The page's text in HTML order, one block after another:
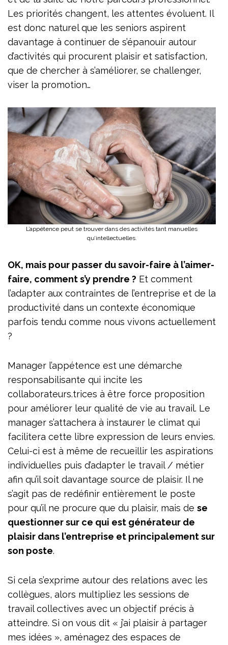
Les priorités changent, les attentes évoluent. Il
est donc naturel que les seniors aspirent
davantage à continuer de s’épanouir autour
d’activités qui procurent plaisir et satisfaction,
que de chercher à s’améliorer, se challenger,
viser la promotion…
L’appétence peut se trouver dans des activités tant manuelles
qu’intellectuelles.
OK, mais pour passer du savoir-faire à l’aimer-
faire, comment s’y prendre ? Et comment
l’adapter aux contraintes de l’entreprise et de la
productivité dans un contexte économique
parfois tendu comme nous vivons actuellement
?
Manager l’appétence est une démarche
responsabilisante qui incite les
collaborateurs.trices à être force proposition
pour améliorer leur qualité de vie au travail. Le
manager s’attachera à instaurer le climat qui
facilitera cette libre expression de leurs envies.
Celui-ci est à même de recueillir les aspirations
individuelles puis d’adapter le travail / métier
afin qu’il soit davantage source de plaisir. Il ne
s’agit pas de redéfinir entièrement le poste
pour qu’il ne procure que du plaisir, mais de se
questionner sur ce qui est générateur de
plaisir dans l’entreprise et principalement sur
son poste.
Si cela s’exprime autour des relations avec les
collègues, alors multipliez les sessions de
travail collectives avec un objectif précis à
atteindre. Si on vous dit « j’ai plaisir à partager
mes idées », aménagez des espaces de